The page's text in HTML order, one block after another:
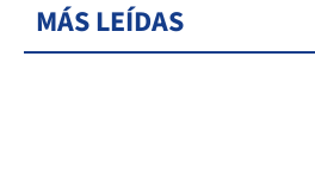
MÁS LEÍDAS